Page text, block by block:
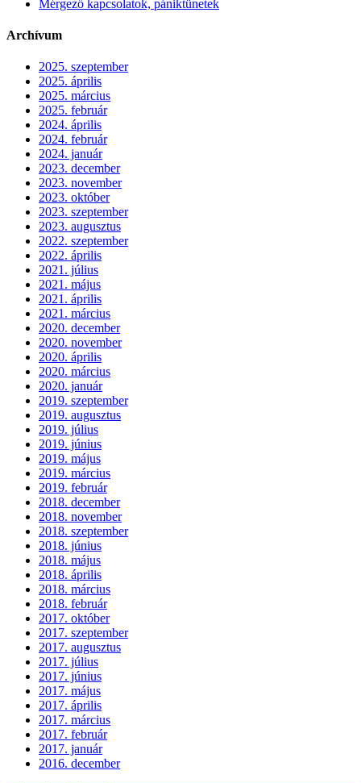
Mérgező kapcsolatok, pániktünetek
Archívum
2025. szeptember
2025. április
2025. március
2025. február
2024. április
2024. február
2024. január
2023. december
2023. november
2023. október
2023. szeptember
2023. augusztus
2022. szeptember
2022. április
2021. július
2021. május
2021. április
2021. március
2020. december
2020. november
2020. április
2020. március
2020. január
2019. szeptember
2019. augusztus
2019. július
2019. június
2019. május
2019. március
2019. február
2018. december
2018. november
2018. szeptember
2018. június
2018. május
2018. április
2018. március
2018. február
2017. október
2017. szeptember
2017. augusztus
2017. július
2017. június
2017. május
2017. április
2017. március
2017. február
2017. január
2016. december